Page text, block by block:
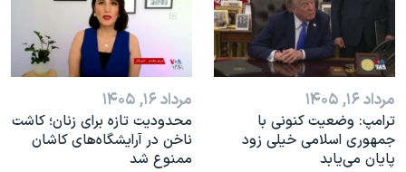
نرگس محمدی برنده جایزه نوبل صلح
همایش محافظه‌کاران آمریکا «سی‌پک»
صفحه‌های ویژه
سفر پرزیدنت ترامپ به چین
مرداد ۱۶, ۱۴۰۵
ترامپ: وضعیت کنونی با
جمهوری اسلامی خیلی زود
پایان می‌یابد
مرداد ۱۶, ۱۴۰۵
محدودیت تازه برای زنان؛ کاشت
ناخن در آرایشگاه‌های کاشان
ممنوع شد